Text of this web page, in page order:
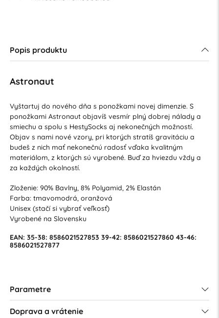
Popis produktu
Astronaut
Vyštartuj do nového dňa s ponožkami novej dimenzie. S
ponožkami Astronaut objavíš vesmír plný dobrej nálady a
smiechu a spolu s HestySocks aj nekonečných možností.
Objav s nami nové vzory, pri ktorých stratíš gravitáciu a
budeš z nich mať nekonečnú radosť vďaka kvalitným
materiálom, z ktorých sú vyrobené. Buď za hviezdu vždy a
za každých okolností.
Zloženie: 90% Bavlny, 8% Polyamid, 2% Elastán
Farba: tmavomodrá, oranžová
Unisex (stačí si vybrať veľkosť)
Vyrobené na Slovensku
EAN: 35-38: 8586021527853 39-42: 8586021527860 43-46:
8586021527877
Parametre
Doprava a vrátenie